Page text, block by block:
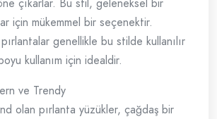
çıkarlar. Bu stil, geleneksel bir
için mükemmel bir seçenektir.
genellikle bu stilde kullanılır
kullanım için idealdir.
ve Trendy
olan pırlanta yüzükler, çağdaş bir